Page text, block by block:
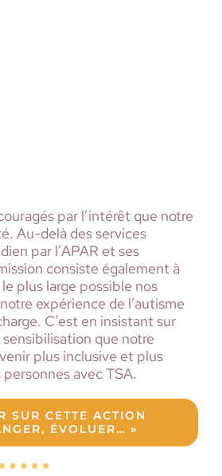
par l’intérêt que notre
Au-delà des services
par l’APAR et ses
consiste également à
plus large possible nos
expérience de l’autisme
C’est en insistant sur
que notre
plus inclusive et plus
avec TSA.
SUR CETTE ACTION
ÉVOLUER… »